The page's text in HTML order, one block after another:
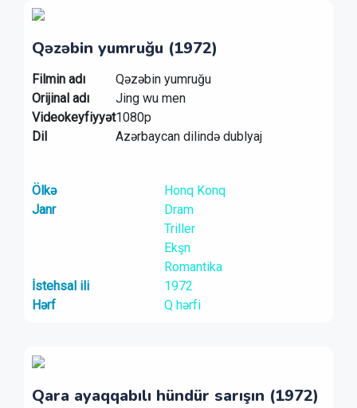
Qəzəbin yumruğu (1972)
Filmin adı
Qəzəbin yumruğu
Orijinal adı
Jing wu men
Videokeyfiyyət1080p
Dil
Azərbaycan dilində dublyaj
Ölkə
Honq Konq
Janr
Dram
Triller
Ekşn
Romantika
İstehsal ili
1972
Hərf
Q hərfi
Qara ayaqqabılı hündür sarışın (1972)